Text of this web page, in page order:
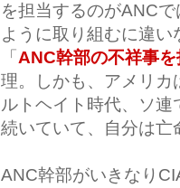
を担当するのがANC
ように取り組むに違
「 ANC幹部の不祥事
理。しかも、アメリカ
ルトヘイト時代、ソ
続いていて、自分は亡
ANC幹部がいきなり